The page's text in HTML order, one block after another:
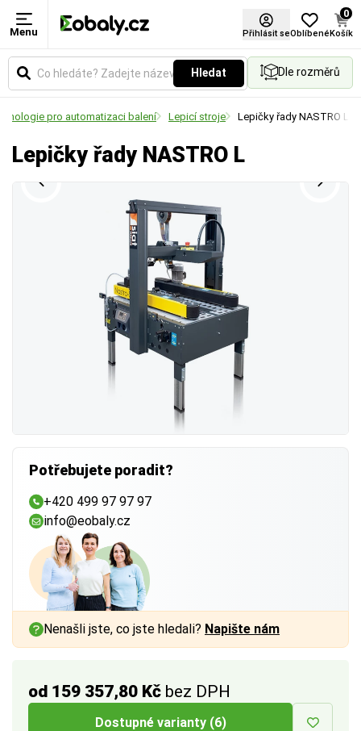
Menu Přihlásit seOblíbené
0
Košík
Hledat Dle rozměrů
pro automatizaci balení Lepicí stroje Lepičky řady NASTRO L
Lepičky řady NASTRO L
od 159 357,80 Kč bez DPH
Dostupné varianty (6)
Potřebujete poradit?
+420 499 97 97 97
info@eobaly.cz
Nenašli jste, co jste hledali? Napište nám